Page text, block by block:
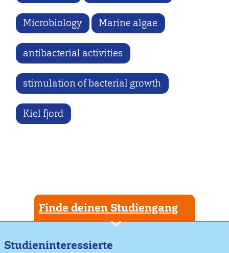
Microbiology Marine algae
antibacterial activities
stimulation of bacterial growth
Kiel fjord
Finde deinen Studiengang
Studieninteressierte